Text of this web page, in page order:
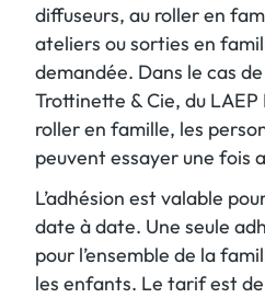
diffuseurs, au roller en
ateliers ou sorties en
demandée. Dans le cas
Trottinette & Cie, du LAEP
roller en famille, les
peuvent essayer une fois
L’adhésion est valable
date à date. Une seule
pour l’ensemble de la
les enfants. Le tarif est